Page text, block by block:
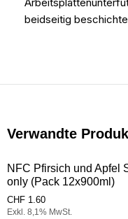
beidseitig
Verwandte
NFC Pfirsich und Apfel
only (Pack 12x900ml)
CHF 1.60
Exkl. 8,1% MwSt.